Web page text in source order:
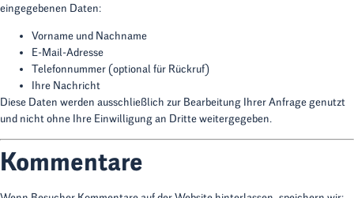
eingegebenen Daten:
Vorname und Nachname
E-Mail-Adresse
Telefonnummer (optional für Rückruf)
Ihre Nachricht
Diese Daten werden ausschließlich zur Bearbeitung Ihrer Anfrage genutzt
und nicht ohne Ihre Einwilligung an Dritte weitergegeben.
Kommentare